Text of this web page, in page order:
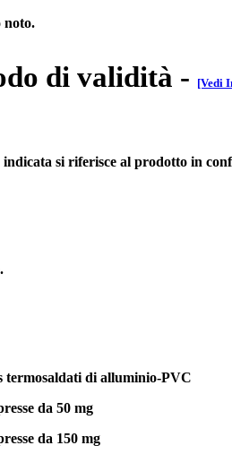
noto.
di validità - [Vedi
si riferisce al prodotto in
termosaldati di alluminio-PVC
da 50 mg
da 150 mg